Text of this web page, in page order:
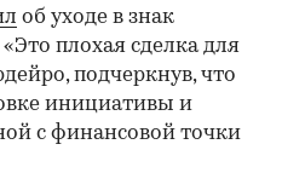
об уходе в знак
плохая сделка для
подчеркнув, что
инициативы и
с финансовой точки